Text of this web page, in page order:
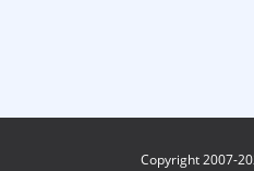
Copyright 2007-